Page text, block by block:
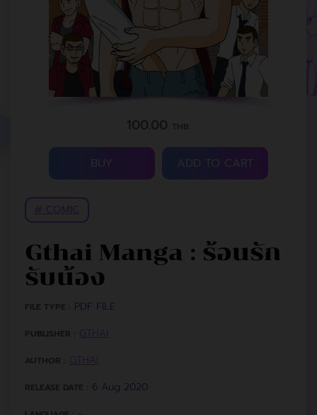
100.00 THB.
ADD TO CART
Gthai Manga : ร้อนรัก
รับน้อง
FILE TYPE : PDF FILE
PUBLISHER :
AUTHOR :
RELEASE DATE : 6 Aug 2020